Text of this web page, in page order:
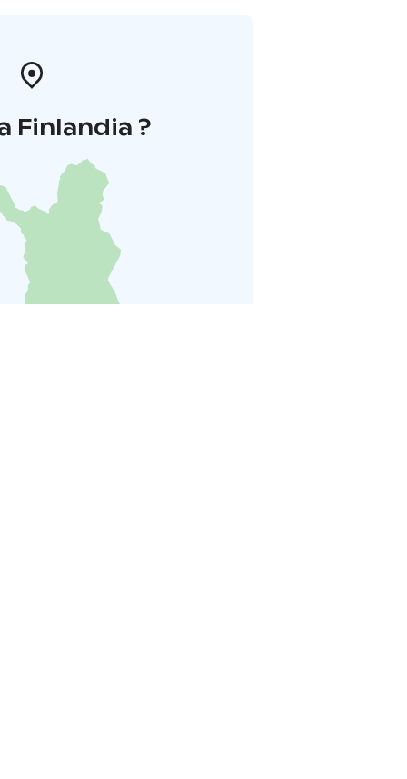
Finlandia ?